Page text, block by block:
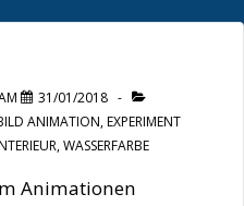
31/01/2018
ANIMATION,EXPERIMENT
,WASSERFARBE
Animationen